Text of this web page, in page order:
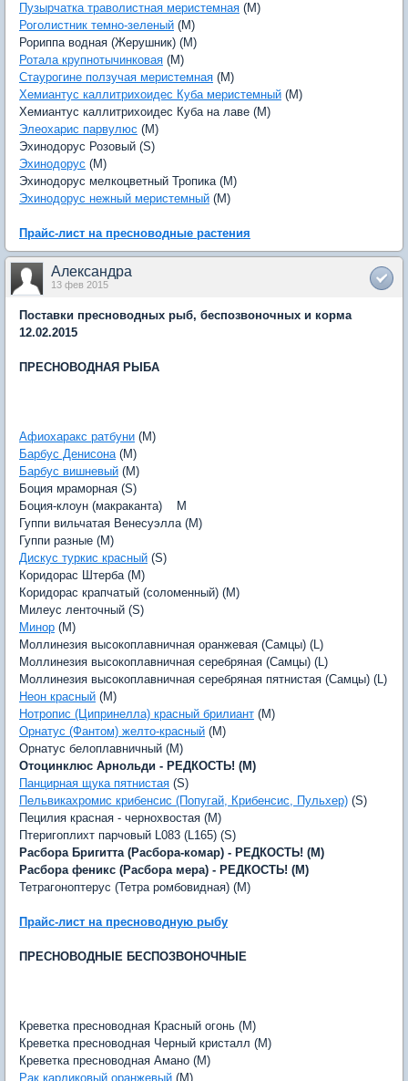
Пузырчатка траволистная меристемная (M)
Роголистник темно-зеленый (M)
Рориппа водная (Жерушник) (M)
Ротала крупнотычинковая (M)
Стаурогине ползучая меристемная (M)
Хемиантус каллитрихоидес Куба меристемный (M)
Хемиантус каллитрихоидес Куба на лаве (M)
Элеохарис парвулюс (M)
Эхинодорус Розовый (S)
Эхинодорус (M)
Эхинодорус мелкоцветный Тропика (M)
Эхинодорус нежный меристемный (M)
Прайс-лист на пресноводные растения
Александра
13 фев 2015
Поставки пресноводных рыб, беспозвоночных и корма
12.02.2015
ПРЕСНОВОДНАЯ РЫБА
Афиохаракс ратбуни (M)
Барбус Денисона(M)
Барбус вишневый (M)
Боция мраморная (S)
Боция-клоун (макраканта) М
Гуппи вильчатая Венесуэлла (M)
Гуппи разные (M)
Дискус туркис красный (S)
Коридорас Штерба (M)
Коридорас крапчатый (соломенный) (M)
Милеус ленточный (S)
Минор (M)
Моллинезия высокоплавничная оранжевая (Самцы) (L)
Моллинезия высокоплавничная серебряная (Самцы) (L)
Моллинезия высокоплавничная серебряная пятнистая (Самцы) (L)
Неон красный (M)
Нотропис (Ципринелла) красный брилиант (M)
Орнатус (Фантом) желто-красный (M)
Орнатус белоплавничный (M)
Отоцинклюс Арнольди - РЕДКОСТЬ! (M)
Панцирная щука пятнистая (S)
Пельвикахромис крибенсис (Попугай, Крибенсис, Пульхер) (S)
Пецилия красная - чернохвостая (M)
Птеригоплихт парчовый L083 (L165) (S)
Расбора Бригитта (Расбора-комар) - РЕДКОСТЬ! (M)
Расбора феникс (Расбора мера) - РЕДКОСТЬ! (M)
Тетрагоноптерус (Тетра ромбовидная) (M)
Прайс-лист на пресноводную рыбу
ПРЕСНОВОДНЫЕ БЕСПОЗВОНОЧНЫЕ
Креветка пресноводная Красный огонь (M)
Креветка пресноводная Черный кристалл (M)
Креветка пресноводная Амано (M)
Рак карликовый оранжевый (M)